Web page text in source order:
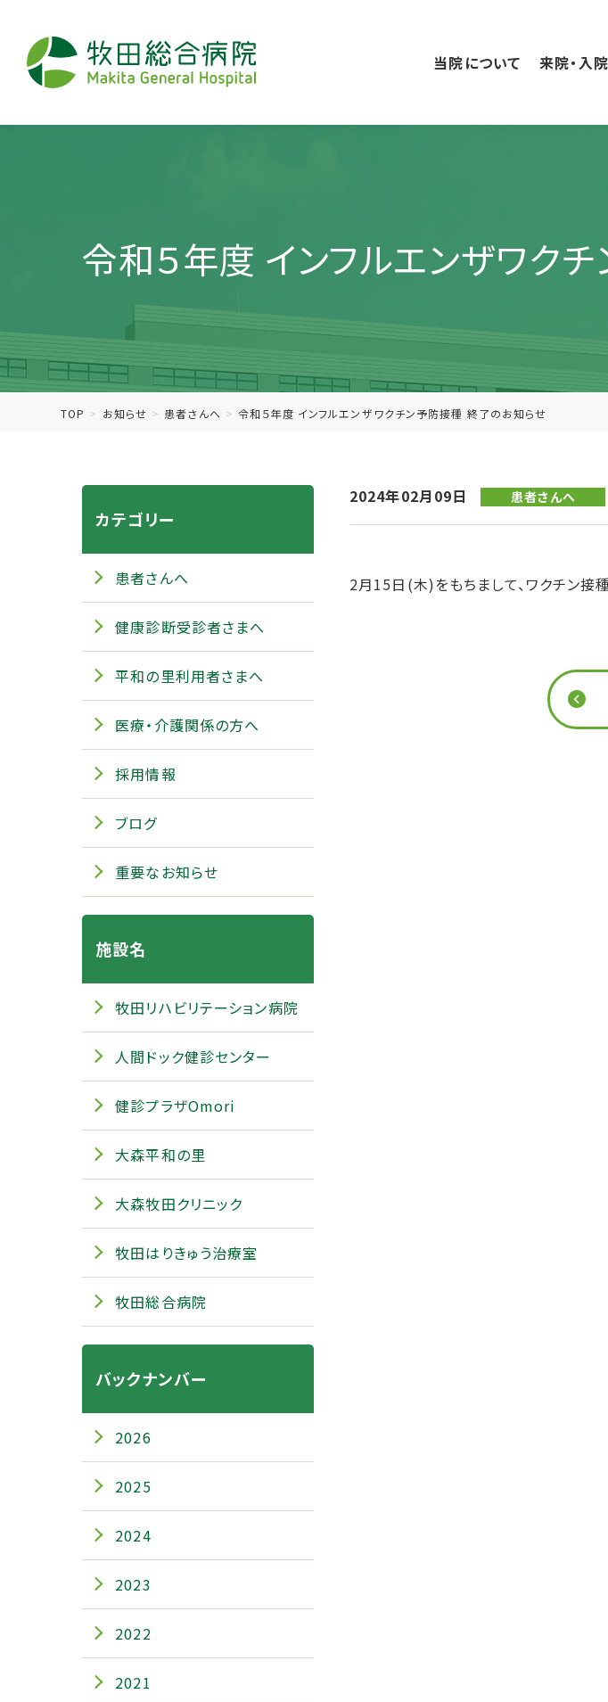
ペ
当院について 来院・入
令和５年度 インフルエンザワク
TOP お知らせ 患者さんへ 令和５年度 インフルエンザワクチン予防接種 終了のお知らせ
2024年02月09日 患者さんへ
2月15日(木)をもちまして、ワクチン接
カテゴリー
患者さんへ
健康診断受診者さまへ
平和の里利用者さまへ
医療・介護関係の方へ
採用情報
ブログ
重要なお知らせ
施設名
牧田リハビリテーション病院
人間ドック健診センター
健診プラザOmori
大森平和の里
大森牧田クリニック
牧田はりきゅう治療室
牧田総合病院
バックナンバー
2026
2025
2024
2023
2022
2021